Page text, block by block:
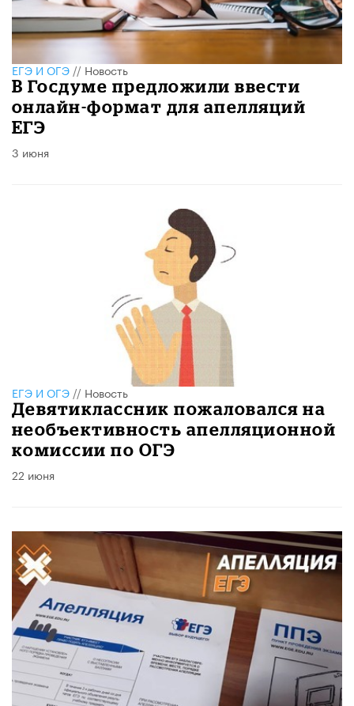
ЕГЭ И ОГЭ // Новость
В Госдуме предложили ввести
онлайн-формат для апелляций
ЕГЭ
3 июня
ЕГЭ И ОГЭ // Новость
Девятиклассник пожаловался на
необъективность апелляционной
комиссии по ОГЭ
22 июня